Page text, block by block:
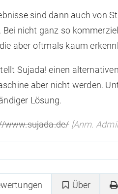
sind dann auch von
Bei nicht ganz so
aber oftmals kaum
Sujada! einen
aber nicht werden.
Lösung.
www.sujada.de/ [Anm.
Über